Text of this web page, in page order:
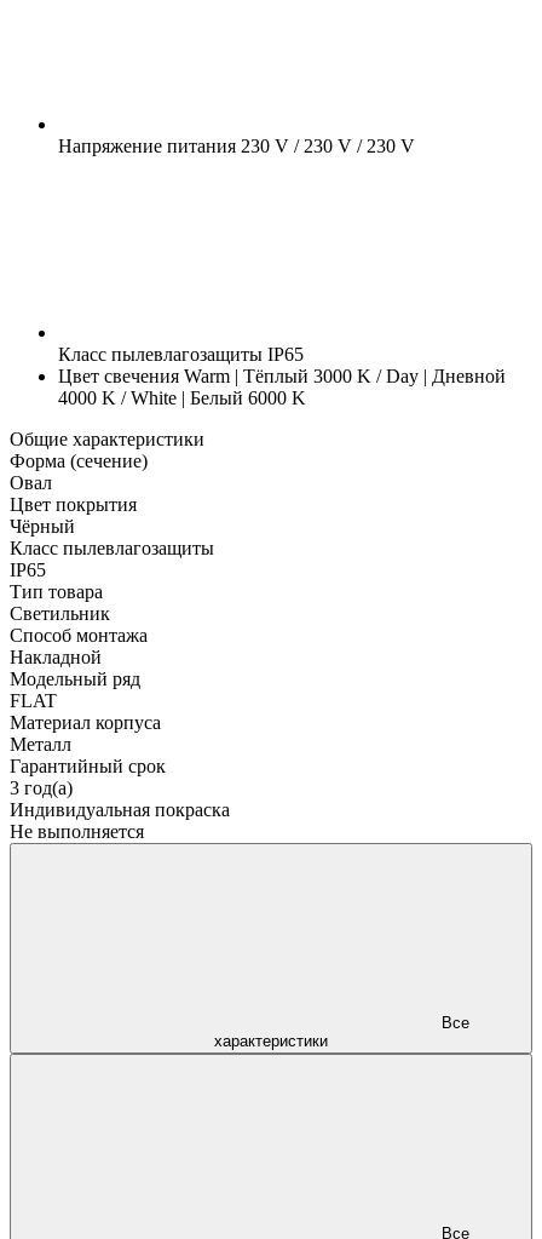
Напряжение питания 230 V / 230 V / 230 V
Класс пылевлагозащиты IP65
Цвет свечения Warm | Тёплый 3000 K / Day | Дневной
4000 K / White | Белый 6000 K
Общие характеристики
Форма (сечение)
Овал
Цвет покрытия
Чёрный
Класс пылевлагозащиты
IP65
Тип товара
Светильник
Способ монтажа
Накладной
Модельный ряд
FLAT
Материал корпуса
Металл
Гарантийный срок
3 год(а)
Индивидуальная покраска
Не выполняется
характеристики